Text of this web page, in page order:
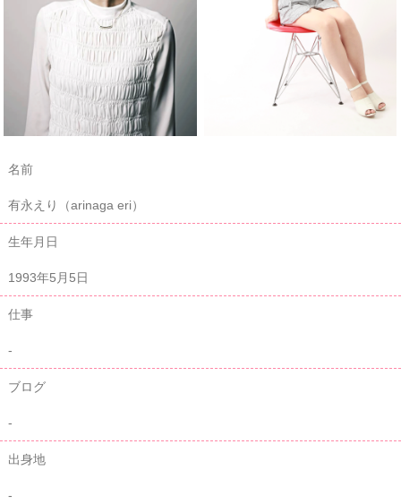
名前
有永えり（arinaga eri）
生年月日
1993年5月5日
仕事
-
ブログ
-
出身地
-